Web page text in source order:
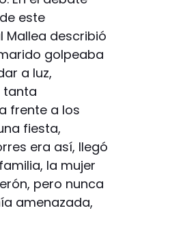
este
Mallea describió
golpeaba
a luz,
tanta
frente a los
fiesta,
era así, llegó
la mujer
pero nunca
amenazada,